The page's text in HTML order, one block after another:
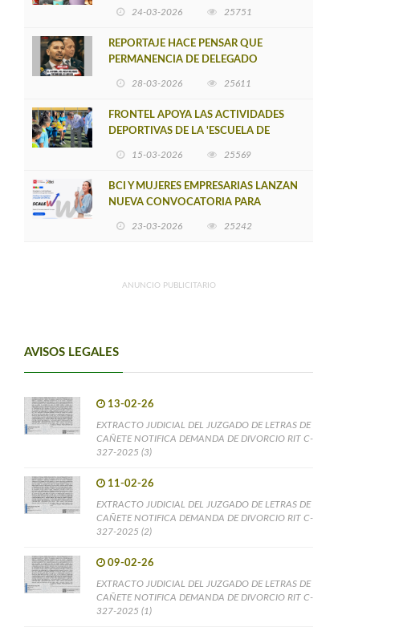
24-03-2026 25751
REPORTAJE HACE PENSAR QUE
PERMANENCIA DE DELEGADO
28-03-2026 25611
FRONTEL APOYA LAS ACTIVIDADES
DEPORTIVAS DE LA 'ESCUELA DE
15-03-2026 25569
BCI Y MUJERES EMPRESARIAS LANZAN
NUEVA CONVOCATORIA PARA
23-03-2026 25242
ANUNCIO PUBLICITARIO
AVISOS LEGALES
13-02-26
EXTRACTO JUDICIAL DEL JUZGADO DE LETRAS DE
CAÑETE NOTIFICA DEMANDA DE DIVORCIO RIT C-
327-2025 (3)
11-02-26
EXTRACTO JUDICIAL DEL JUZGADO DE LETRAS DE
CAÑETE NOTIFICA DEMANDA DE DIVORCIO RIT C-
327-2025 (2)
09-02-26
EXTRACTO JUDICIAL DEL JUZGADO DE LETRAS DE
CAÑETE NOTIFICA DEMANDA DE DIVORCIO RIT C-
327-2025 (1)